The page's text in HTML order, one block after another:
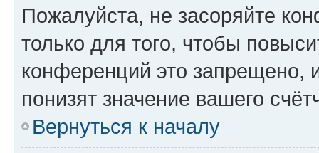
Пожалуйста, не засоряйте
только для того, чтобы
конференций это запрещено,
понизят значение вашего
Вернуться к началу